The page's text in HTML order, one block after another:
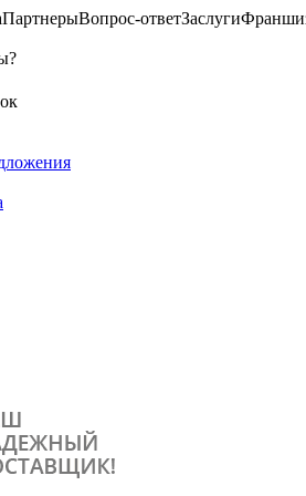
ПартнерыВопрос-ответЗаслуги
?